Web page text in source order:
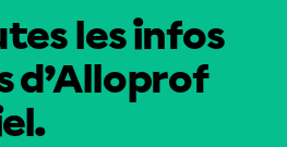
les infos
d’Alloprof